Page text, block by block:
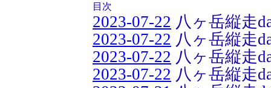
目次
2023-07-22 八ヶ岳縦走
2023-07-22 八ヶ岳縦走
2023-07-22 八ヶ岳縦走
2023-07-22 八ヶ岳縦走